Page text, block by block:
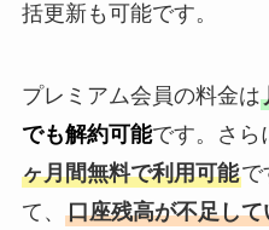
括更新も可能です。
プレミアム会員の料金は
でも解約可能です。さら
ヶ月間無料で利用可能で
て、 口座残高が不足し